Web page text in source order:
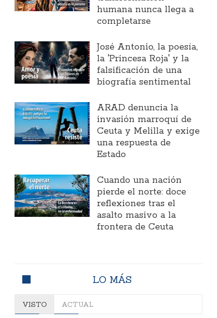
humana nunca llega a
completarse
José Antonio, la poesía,
la 'Princesa Roja' y la
falsificación de una
biografía sentimental
ARAD denuncia la
invasión marroquí de
Ceuta y Melilla y exige
una respuesta de
Estado
Cuando una nación
pierde el norte: doce
reflexiones tras el
asalto masivo a la
frontera de Ceuta
LO MÁS
VISTO ACTUAL